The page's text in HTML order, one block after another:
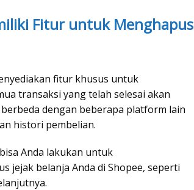
Fitur untuk Menghapus
fitur khusus untuk
transaksi yang telah selesai akan
dengan beberapa platform lain
histori pembelian.
Anda lakukan untuk
jejak belanja Anda di Shopee, seperti